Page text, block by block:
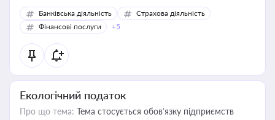
Банківська діяльність
Страхова діяльність
Фінансові послуги
+5
Екологічний податок
Про що тема: Тема стосується обов’язку підприємств